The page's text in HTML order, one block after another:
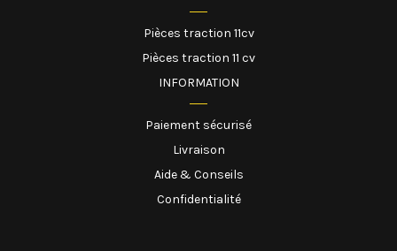
Pièces traction 11cv
Pièces traction 11 cv
INFORMATION
Paiement sécurisé
Livraison
Aide & Conseils
Confidentialité